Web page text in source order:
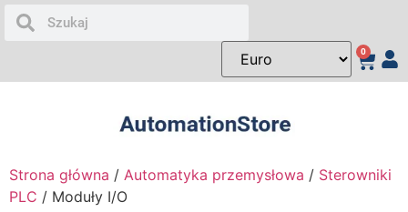
0
Strona główna / Automatyka przemysłowa / Sterowniki
PLC / Moduły I/O